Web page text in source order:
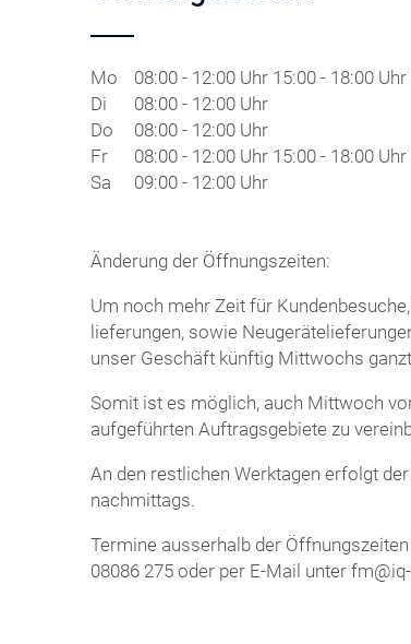
Mo
Di
Do
Fr
Sa
08:00 - 12:00 Uhr 15:00 - 18:00 Uhr
08:00 - 12:00 Uhr
08:00 - 12:00 Uhr
08:00 - 12:00 Uhr 15:00 - 18:00 Uhr
09:00 - 12:00 Uhr
Änderung der Öffnungszeiten:
Um noch mehr Zeit für
lieferungen, sowie
unser Geschäft künftig Mittwochs
Somit ist es möglich, auch Mittwoch
aufgeführten Auftragsgebiete zu
An den restlichen Werktagen erfolgt
nachmittags.
Termine ausserhalb der
08086 275 oder per E-Mail unter